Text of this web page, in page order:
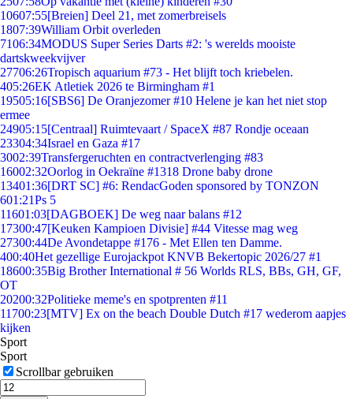
10607:55[Breien] Deel 21, met zomerbreisels
1807:39William Orbit overleden
7106:34MODUS Super Series Darts #2: 's werelds mooiste
dartskweekvijver
27706:26Tropisch aquarium #73 - Het blijft toch kriebelen.
405:26EK Atletiek 2026 te Birmingham #1
19505:16[SBS6] De Oranjezomer #10 Helene je kan het niet stop
ermee
24905:15[Centraal] Ruimtevaart / SpaceX #87 Rondje oceaan
23304:34Israel en Gaza #17
3002:39Transfergeruchten en contractverlenging #83
16002:32Oorlog in Oekraïne #1318 Drone baby drone
13401:36[DRT SC] #6: RendacGoden sponsored by TONZON
601:21Ps 5
11601:03[DAGBOEK] De weg naar balans #12
17300:47[Keuken Kampioen Divisie] #44 Vitesse mag weg
27300:44De Avondetappe #176 - Met Ellen ten Damme.
400:40Het gezellige Eurojackpot KNVB Bekertopic 2026/27 #1
18600:35Big Brother International # 56 Worlds RLS, BBs, GH, GF,
OT
20200:32Politieke meme's en spotprenten #11
11700:23[MTV] Ex on the beach Double Dutch #17 wederom aapjes
kijken
Sport
Sport
Scrollbar gebruiken